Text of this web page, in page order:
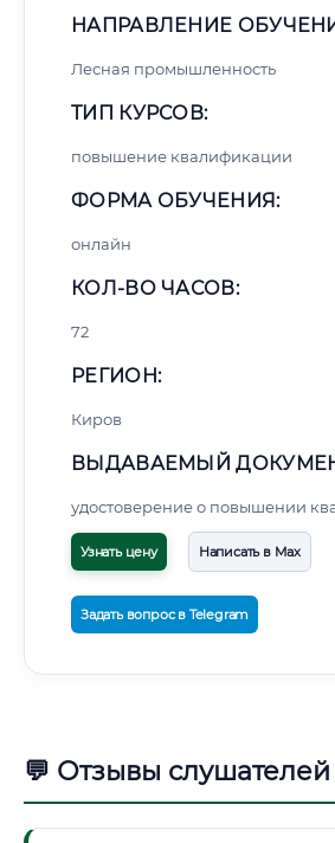
НАПРАВЛЕНИЕ
Лесная промышленность
ТИП КУРСОВ:
повышение квалификации
ФОРМА ОБУЧЕНИЯ:
онлайн
КОЛ-ВО ЧАСОВ:
72
РЕГИОН:
Киров
ВЫДАВАЕМЫЙ
удостоверение о повышении
Узнать цену Написать в Max
Задать вопрос в Telegram
💬 Отзывы слушателей